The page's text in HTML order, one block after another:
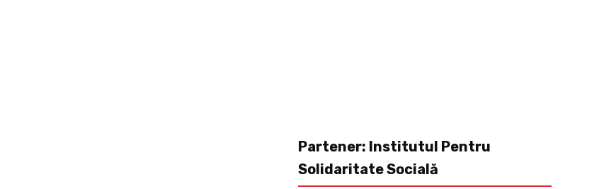
Partener: Institutul Pentru
Solidaritate Socială